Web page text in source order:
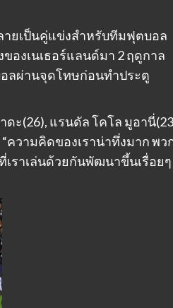
ายเป็นคู่แข่งสําหรับทีมฟุตบอล
องเนเธอร์แลนด์มา 2 ฤดูกาล
ลผ่านจุดโทษก่อนทําประตู
ะ(26), แรนดัล โคโล มูอานี่
ความคิดของเราน่าทึ่งมาก พว
เราเล่นด้วยกันพัฒนาขึ้นเรื่อยๆ